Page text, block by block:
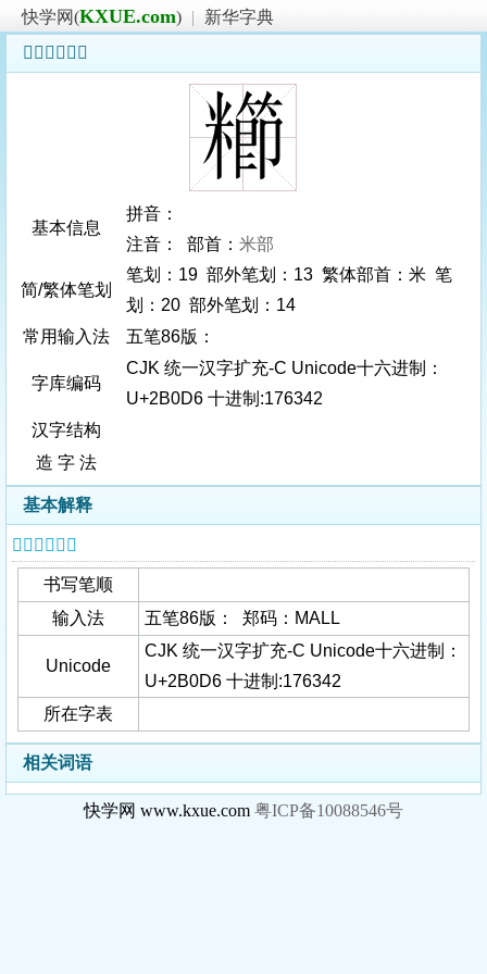
快学网(KXUE.com) |
新华字典
𫃖字基本信息
基本信息
拼音：
注音： 部首： 米部
简/繁体笔划
笔划：19 部外笔划：13 繁体部首：米 笔
划：20 部外笔划：14
常用输入法
五笔86版：
字库编码
CJK 统一汉字扩充-C Unicode十六进制：
U+2B0D6 十进制:176342
汉字结构
造 字 法
基本解释
𫃖字基本信息
书写笔顺
输入法
五笔86版： 郑码：MALL
Unicode
CJK 统一汉字扩充-C Unicode十六进制：
U+2B0D6 十进制:176342
所在字表
相关词语
快学网 www.kxue.com 粤ICP备10088546号